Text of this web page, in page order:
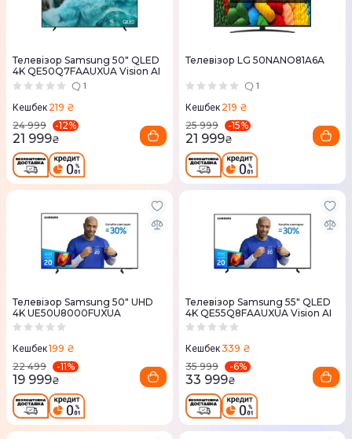
Телевізор Samsung 50" QLED
4K QE50Q7FAAUXUA Vision AI
1
Кешбек 219 ₴
24 999
-12%
21 999₴
Телевізор LG 50NANO81A6A
1
Кешбек 219 ₴
25 999
-15%
21 999₴
Телевізор Samsung 50" UHD
4K UE50U8000FUXUA
Кешбек199 ₴
22 499
-11%
19 999₴
Телевізор Samsung 55" QLED
4K QE55Q8FAAUXUA Vision AI
Кешбек339 ₴
35 999
-6%
33 999₴